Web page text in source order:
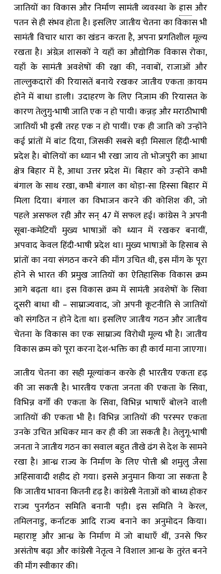
जातियों का विकास और निर्माण सामंती व्यवस्था के ह्रास और
पतन से ही संभव होता है। इसलिए जातीय चेतना का विकास भी
सामंती विचार धारा का खंडन करता है, अपना प्रगतिशील मूल्य
रखता है। अंग्रेज़ शासकों ने यहाँ का औद्योगिक विकास रोका,
यहाँ के सामंती अवशेषों की रक्षा की, नवाबों, राजाओं और
ताल्लुकदारों की रियासतें बनाये रखकर जातीय एकता क़ायम
होने में बाधा डाली। उदाहरण के लिए निज़ाम की रियासत के
कारण तेलुगु-भाषी जाति एक न हो पायी। कन्नड़ और मराठीभाषी
जातियाँ भी इसी तरह एक न हो पायीं। एक ही जाति को उन्होंने
कई प्रांतों में बांट दिया, जिसकी सबसे बड़ी मिसाल हिंदी-भाषी
प्रदेश है। बोलियों का ध्यान भी रखा जाय तो भोजपुरी का आधा
क्षेत्र बिहार में है, आधा उत्तर प्रदेश में। बिहार को उन्होंने कभी
बंगाल के साथ रखा, कभी बंगाल का थोड़ा-सा हिस्सा बिहार में
मिला दिया। बंगाल का विभाजन करने की कोशिश की, जो
पहले असफल रही और सन् 47 में सफल हई। कांग्रेस ने अपनी
सूबा-कमेटियाँ मुख्य भाषाओं को ध्यान में रखकर बनायीं,
अपवाद केवल हिंदी-भाषी प्रदेश था। मुख्य भाषाओं के हिसाब से
प्रांतों का नया संगठन करने की माँग उचित थी, इस माँग के पूरा
होने से भारत की प्रमुख जातियों का ऐतिहासिक विकास क्रम
आगे बढ़ता था। इस विकास क्रम में सामंती अवशेषों के सिवा
दूसरी बाधा थी – साम्राज्यवाद, जो अपनी कूटनीति से जातियों
को संगठित न होने देता था। इसलिए जातीय गठन और जातीय
चेतना के विकास का एक साम्राज्य विरोधी मूल्य भी है। जातीय
विकास क्रम को पूरा करना देश-भक्ति का ही कार्य माना जाएगा।
जातीय चेतना का सही मूल्यांकन करके ही भारतीय एकता दृढ़
की जा सकती है। भारतीय एकता जनता की एकता के सिवा,
विभिन्न वर्गों की एकता के सिवा, विभिन्न भाषाएँ बोलने वाली
जातियों की एकता भी है। विभिन्न जातियों की परस्पर एकता
उनके उचित अधिकर मान कर ही की जा सकती है। तेलुगू-भाषी
जनता ने जातीय गठन का सवाल बहुत तीखे ढंग से देश के सामने
रखा है। आन्ध्र राज्य के निर्माण के लिए पोत्ती श्री शमुलु जैसा
अहिंसावादी शहीद हो गया। इससे अनुमान किया जा सकता है
कि जातीय भावना कितनी दृढ़ है। कांग्रेसी नेताओं को बाध्य होकर
राज्य पुनर्गठन समिति बनानी पड़ी। इस समिति ने केरल,
तमिलनाडु, कर्नाटक आदि राज्य बनाने का अनुमोदन किया।
महाराष्ट्र और आन्ध्र के निर्माण में जो बाधाएँ थीं, उनसे फिर
असंतोष बढ़ा और कांग्रेसी नेतृत्व ने विशाल आन्ध्र के तुरंत बनने
की माँग स्वीकार की।